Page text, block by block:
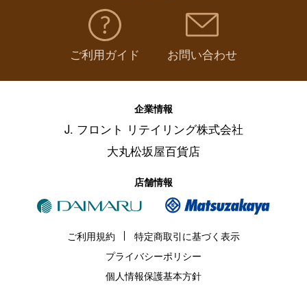
ご利用ガイド お問い合わせ
企業情報
J. フロント リテイリング株式会社
大丸松坂屋百貨店
店舗情報
ご利用規約
特定商取引に基づく表示
プライバシーポリシー
個人情報保護基本方針